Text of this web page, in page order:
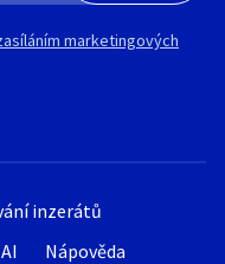
inzerátů
AI
Nápověda
marketingových